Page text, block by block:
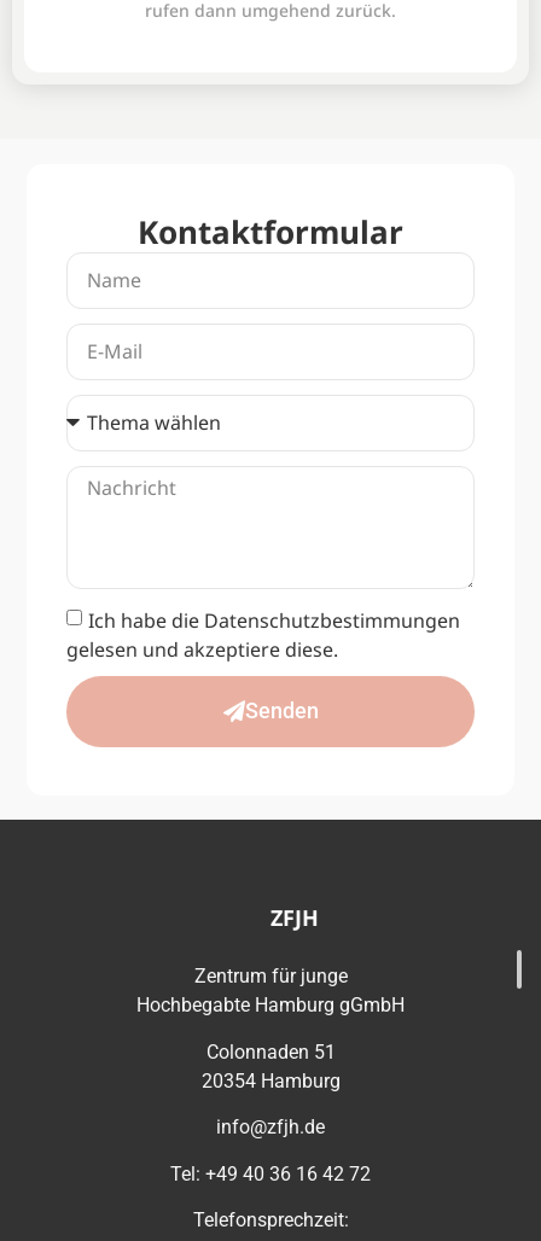
rufen dann umgehend zurück.
Kontaktformular
Ich habe die Datenschutzbestimmungen
gelesen und akzeptiere diese.
Senden
ZFJH
Zentrum für junge
Hochbegabte Hamburg gGmbH
Colonnaden 51
20354 Hamburg
info@zfjh.de
Tel: +49 40 36 16 42 72
Telefonsprechzeit: